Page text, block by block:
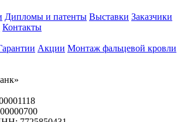
Дипломы и патенты Выставки Заказчики
Контакты
Акции Монтаж фальцевой кровли